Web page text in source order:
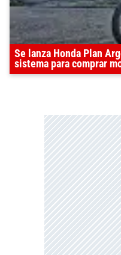
Se lanza Honda Plan
sistema para comprar